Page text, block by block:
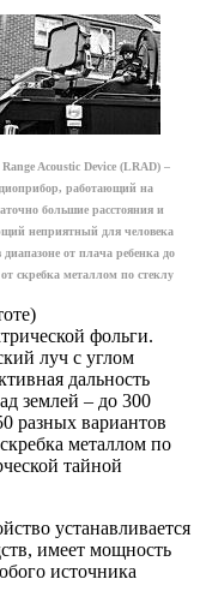
Acoustic Device (LRAD) –
работающий на
большие расстояния и
неприятный для человека
диапазоне от плача ребенка до
от скребка металлом по стеклу
фольги.
луч с углом
дальность
землей – до 300
разных вариантов
металлом по
тайной
устанавливается
имеет мощность
источника